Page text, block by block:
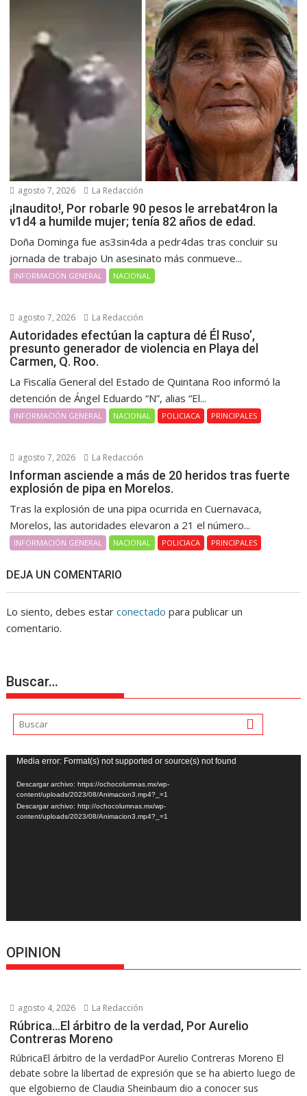
agosto 7, 2026 La Redacción
¡Inaudito!, Por robarle 90 pesos le arrebat4ron la
v1d4 a humilde mujer; tenía 82 años de edad.
Doña Dominga fue as3sin4da a pedr4das tras concluir su
jornada de trabajo Un asesinato más conmueve...
INFORMACIÓN GENERAL NACIONAL
agosto 7, 2026 La Redacción
Autoridades efectúan la captura dé Él Ruso’,
presunto generador de violencia en Playa del
Carmen, Q. Roo.
La Fiscalía General del Estado de Quintana Roo informó la
detención de Ángel Eduardo “N”, alias “El...
INFORMACIÓN GENERAL NACIONAL POLICIACA PRINCIPALES
agosto 7, 2026 La Redacción
Informan asciende a más de 20 heridos tras fuerte
explosión de pipa en Morelos.
Tras la explosión de una pipa ocurrida en Cuernavaca,
Morelos, las autoridades elevaron a 21 el número...
INFORMACIÓN GENERAL NACIONAL POLICIACA PRINCIPALES
DEJA UN COMENTARIO
Lo siento, debes estarconectado para publicar un
comentario.
Buscar…
Reproductor
de
vídeo
Media error: Format(s) not supported or source(s) not found
Descargar archivo: https://ochocolumnas.mx/wp-
content/uploads/2023/08/Animacion3.mp4?_=1
Descargar archivo: http://ochocolumnas.mx/wp-
content/uploads/2023/08/Animacion3.mp4?_=1
OPINION
agosto 4, 2026 La Redacción
Rúbrica…El árbitro de la verdad, Por Aurelio
Contreras Moreno
RúbricaEl árbitro de la verdadPor Aurelio Contreras Moreno El
debate sobre la libertad de expresión que se ha abierto luego de
que elgobierno de Claudia Sheinbaum dio a conocer sus